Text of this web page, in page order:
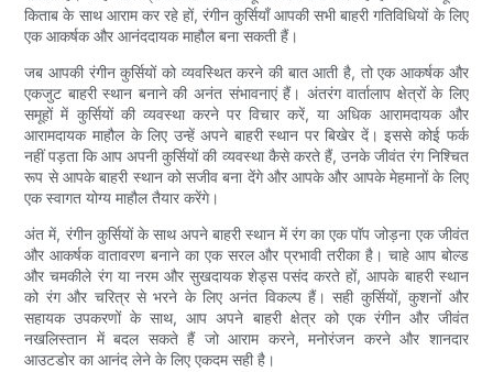
किताब के साथ आराम कर रहे हों, रंगीन कुर्सियाँ आपकी सभी बाहरी गतिविधियों के लिए
एक आकर्षक और आनंददायक माहौल बना सकती हैं।
जब आपकी रंगीन कुर्सियों को व्यवस्थित करने की बात आती है, तो एक आकर्षक और
एकजुट बाहरी स्थान बनाने की अनंत संभावनाएं हैं। अंतरंग वार्तालाप क्षेत्रों के लिए
समूहों में कुर्सियों की व्यवस्था करने पर विचार करें, या अधिक आरामदायक और
आरामदायक माहौल के लिए उन्हें अपने बाहरी स्थान पर बिखेर दें। इससे कोई फर्क
नहीं पड़ता कि आप अपनी कुर्सियों की व्यवस्था कैसे करते हैं, उनके जीवंत रंग निश्चित
रूप से आपके बाहरी स्थान को सजीव बना देंगे और आपके और आपके मेहमानों के लिए
एक स्वागत योग्य माहौल तैयार करेंगे।
अंत में, रंगीन कुर्सियों के साथ अपने बाहरी स्थान में रंग का एक पॉप जोड़ना एक जीवंत
और आकर्षक वातावरण बनाने का एक सरल और प्रभावी तरीका है। चाहे आप बोल्ड
और चमकीले रंग या नरम और सुखदायक शेड्स पसंद करते हों, आपके बाहरी स्थान
को रंग और चरित्र से भरने के लिए अनंत विकल्प हैं। सही कुर्सियों, कुशनों और
सहायक उपकरणों के साथ, आप अपने बाहरी क्षेत्र को एक रंगीन और जीवंत
नखलिस्तान में बदल सकते हैं जो आराम करने, मनोरंजन करने और शानदार
आउटडोर का आनंद लेने के लिए एकदम सही है।